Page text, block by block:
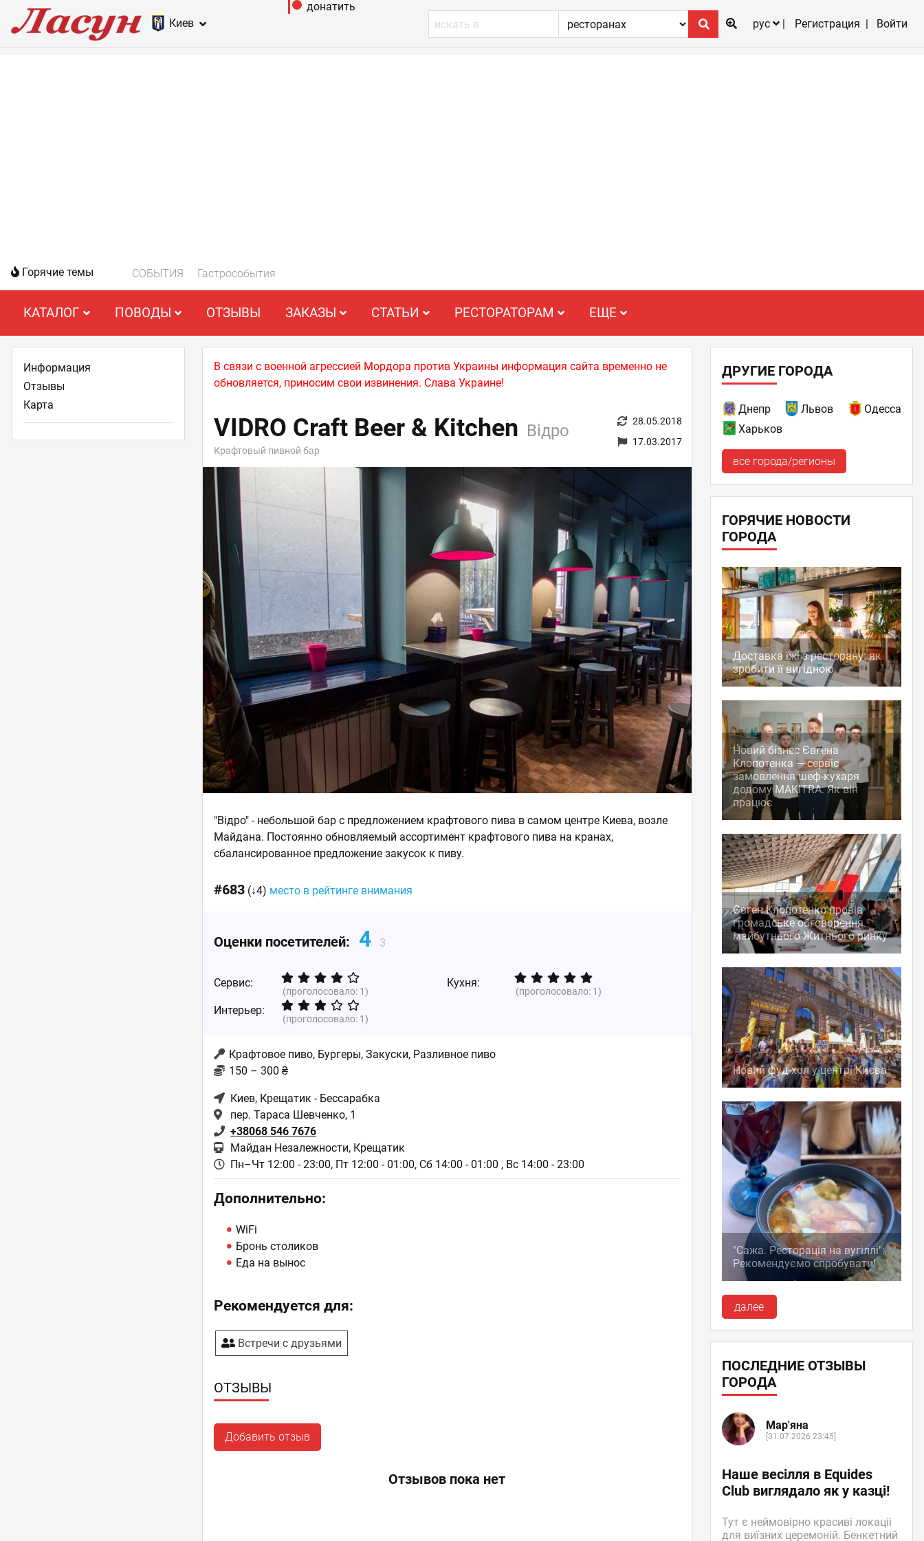
Киев
донатить
рус
Регистрация Войти
Горячие темы СОБЫТИЯ Гастрособытия
КАТАЛОГ ПОВОДЫ ОТЗЫВЫ ЗАКАЗЫ СТАТЬИ РЕСТОРАТОРАМ ЕЩЕ
В связи с военной агрессией Мордора против Украины информация сайта временно не
обновляется, приносим свои извинения. Слава Украине!
VIDRO Craft Beer & Kitchen Відро
Крафтовый пивной бар
28.05.2018
17.03.2017
"Відро" - небольшой бар с предложением крафтового пива в самом центре Киева, возле
Майдана. Постоянно обновляемый ассортимент крафтового пива на кранах,
сбалансированное предложение закусок к пиву.
#683 (↓4) место в рейтинге внимания
Оценки посетителей: 4 3
Сервис:
(проголосовало: 1)
Кухня:
(проголосовало: 1)
Интерьер:
(проголосовало: 1)
Крафтовое пиво, Бургеры, Закуски, Разливное пиво
150 – 300 ₴
Киев, Крещатик - Бессарабка
пер. Тараса Шевченко, 1
+38068 546 7676
Майдан Незалежности, Крещатик
Пн–Чт 12:00 - 23:00, Пт 12:00 - 01:00, Сб 14:00 - 01:00 , Вс 14:00 - 23:00
Дополнительно:
WiFi
Бронь столиков
Еда на вынос
Рекомендуется для:
Встречи с друзьями
ОТЗЫВЫ
Добавить отзыв
Отзывов пока нет
Информация
Отзывы
Карта
ДРУГИЕ ГОРОДА
Днепр Львов
Одесса
Харьков
все города/регионы
ГОРЯЧИЕ НОВОСТИ
ГОРОДА
Доставка їжі з ресторану: як
зробити її вигідною
Новий бізнес Євгена
Клопотенка — сервіс
замовлення шеф-кухаря
додому MAKITRA. Як він
працює
Євген Клопотенко провів
громадське обговорення
майбутнього Житнього ринку
Новий фуд-хол у центрі Києва
"Сажа. Ресторація на вугіллі":
Рекомендуємо спробувати!
далее
ПОСЛЕДНИЕ ОТЗЫВЫ
ГОРОДА
Мар'яна
[31.07.2026 23:45]
Наше весілля в Equides
Club виглядало як у казці!
Тут є неймовірно красиві локаціі
для виїзних церемоній. Бенкетний